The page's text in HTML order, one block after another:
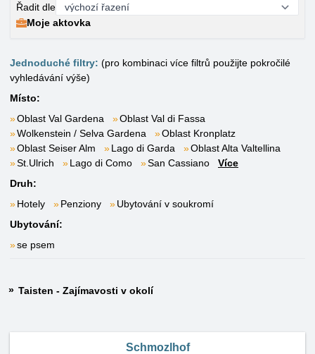
Řadit dle
Moje aktovka
Jednoduché filtry: (pro kombinaci více filtrů použijte pokročilé
vyhledávání výše)
Místo:
Oblast Val Gardena
Oblast Val di Fassa
Wolkenstein / Selva Gardena
Oblast Kronplatz
Oblast Seiser Alm
Lago di Garda
Oblast Alta Valtellina
St.Ulrich
Lago di Como San Cassiano
Více
Druh:
Hotely
Penziony
Ubytování v soukromí
Ubytování:
se psem
Taisten - Zajímavosti v okolí
Schmozlhof